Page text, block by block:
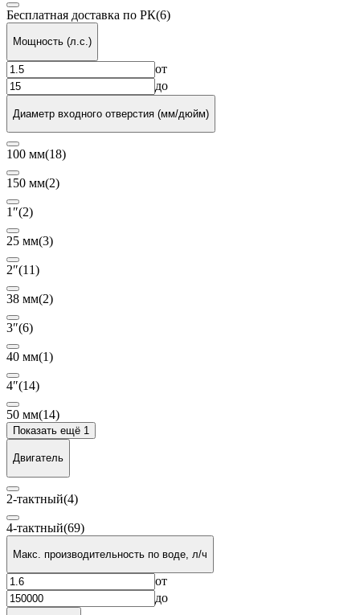
Бесплатная доставка по РК(6)
Мощность (л.с.)
от
до
Диаметр входного отверстия (мм/дюйм)
100 мм(18)
150 мм(2)
1″(2)
25 мм(3)
2″(11)
38 мм(2)
3″(6)
40 мм(1)
4″(14)
50 мм(14)
Показать ещё 1
Двигатель
2-тактный(4)
4-тактный(69)
Макс. производительность по воде, л/ч
от
до